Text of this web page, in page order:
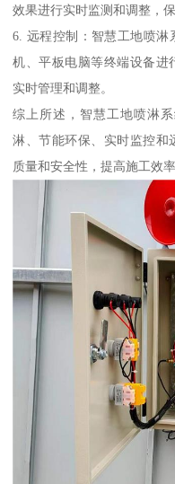
效果进行实时监测和调整，
6. 远程控制：智慧工地喷
机、平板电脑等终端设备进
实时管理和调整。
综上所述，智慧工地喷淋
淋、节能环保、实时监控和
质量和安全性，提高施工效